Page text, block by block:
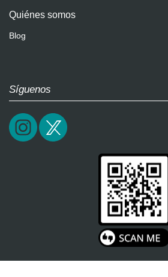
Quiénes somos
Blog
Síguenos